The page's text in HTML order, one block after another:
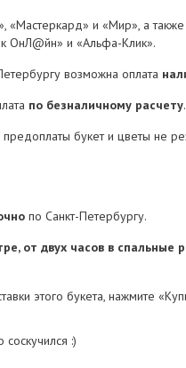
«Мастеркард» и «Мир», а также
ОнЛ@йн» и «Альфа-Клик».
возможна оплата
по безналичному расчету.
букет и цветы не
по Санкт-Петербургу.
от двух часов в спальные
этого букета, нажмите
:)